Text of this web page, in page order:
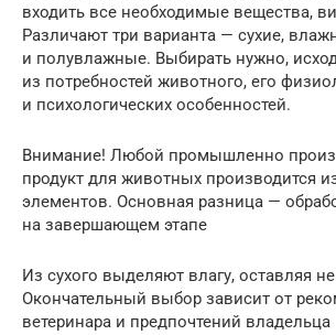
входить все необходимые вещества,
Различают три варианта — сухие,
и полувлажные. Выбирать нужно,
из потребностей животного, его
и психологических особенностей.
Внимание! Любой промышленно
продукт для животных производится
элементов. Основная разница —
на завершающем этапе
Из сухого выделяют влагу, оставляя
Окончательный выбор зависит от
ветеринара и предпочтений владельца